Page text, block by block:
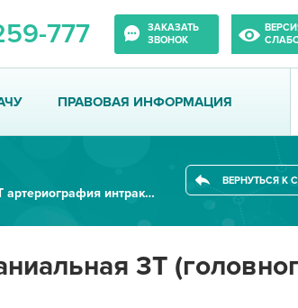
777
ЗАКАЗАТЬ
ЗВОНОК
ПРАВОВАЯ ИНФОРМАЦИЯ
МРТ артериография интракраниал...
ВЕРНУТЬСЯ К
3Т